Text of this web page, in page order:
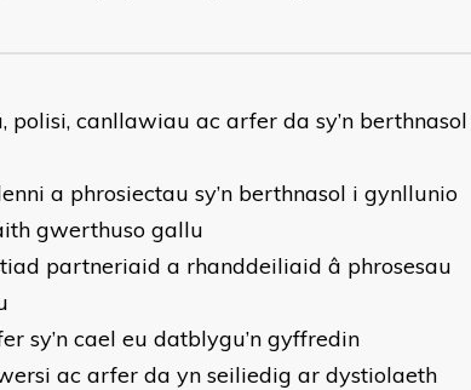
canllawiau ac arfer da sy’n berthnasol
a phrosiectau sy’n berthnasol i gynllunio
gwerthuso gallu
partneriaid a rhanddeiliaid â phrosesau
sy’n cael eu datblygu’n gyffredin
ac arfer da yn seiliedig ar dystiolaeth